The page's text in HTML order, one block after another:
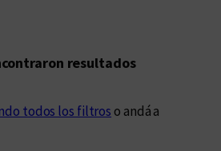
resultados
todos los filtros o andá a